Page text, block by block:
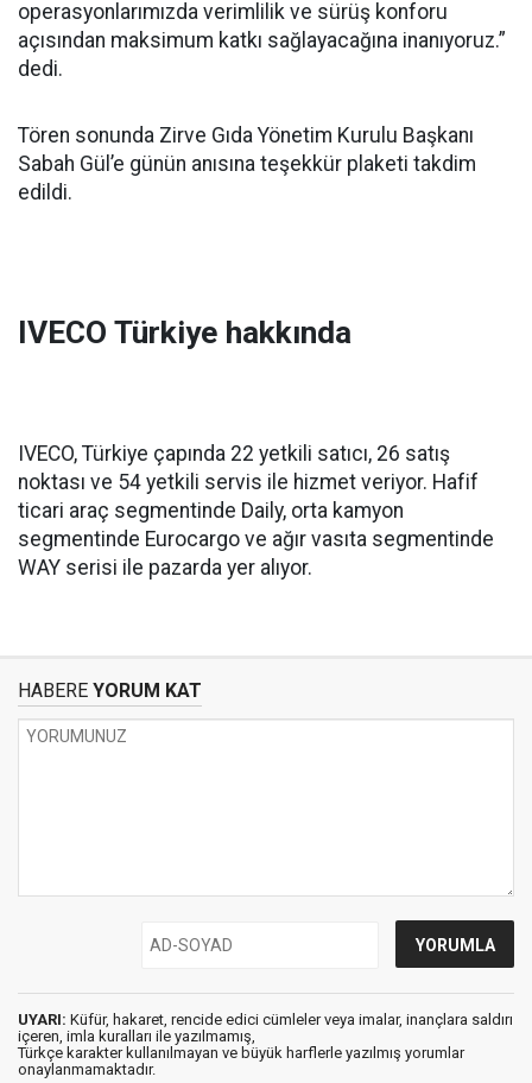
operasyonlarımızda verimlilik ve sürüş konforu
açısından maksimum katkı sağlayacağına inanıyoruz.”
dedi.
Tören sonunda Zirve Gıda Yönetim Kurulu Başkanı
Sabah Gül’e günün anısına teşekkür plaketi takdim
edildi.
IVECO Türkiye hakkında
IVECO, Türkiye çapında 22 yetkili satıcı, 26 satış
noktası ve 54 yetkili servis ile hizmet veriyor. Hafif
ticari araç segmentinde Daily, orta kamyon
segmentinde Eurocargo ve ağır vasıta segmentinde
WAY serisi ile pazarda yer alıyor.
HABERE YORUM KAT
UYARI: Küfür, hakaret, rencide edici cümleler veya imalar, inançlara saldırı
içeren, imla kuralları ile yazılmamış,
Türkçe karakter kullanılmayan ve büyük harflerle yazılmış yorumlar
onaylanmamaktadır.